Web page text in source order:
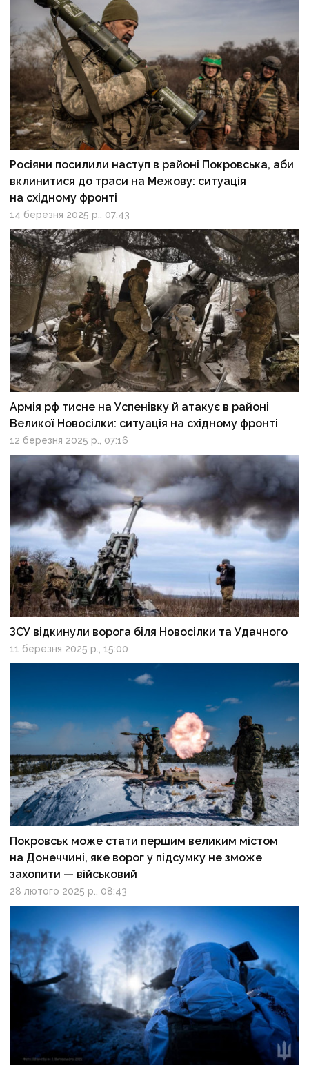
Росіяни посилили наступ в районі Покровська, аби
вклинитися до траси на Межову: ситуація
на східному фронті
14 березня 2025 р., 07:43
Армія рф тисне на Успенівку й атакує в районі
Великої Новосілки: ситуація на східному фронті
12 березня 2025 р., 07:16
ЗСУ відкинули ворога біля Новосілки та Удачного
11 березня 2025 р., 15:00
Покровськ може стати першим великим містом
на Донеччині, яке ворог у підсумку не зможе
захопити — військовий
28 лютого 2025 р., 08:43